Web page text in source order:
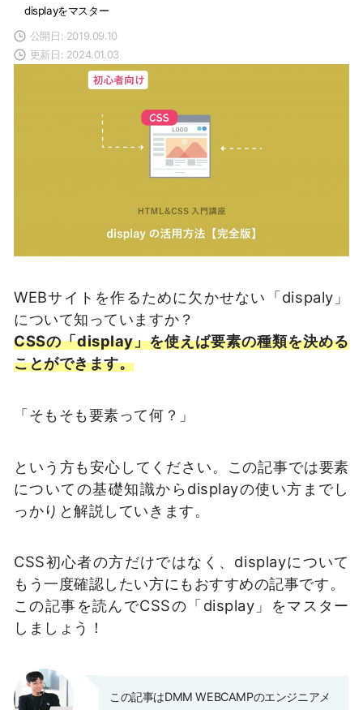
displayをマスター
公開日: 2019.09.10
更新日: 2024.01.03
WEBサイトを作るために欠かせない「dispaly」
について知っていますか？
CSSの「display」を使えば要素の種類を決める
ことができます。
「そもそも要素って何？」
という方も安心してください。この記事では要素
についての基礎知識からdisplayの使い方までし
っかりと解説していきます。
CSS初心者の方だけではなく、displayについて
もう一度確認したい方にもおすすめの記事です。
この記事を読んでCSSの「display」をマスター
しましょう！
この記事はDMM WEBCAMPのエンジニアメ